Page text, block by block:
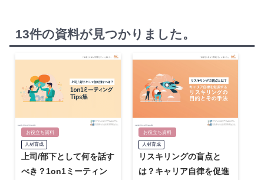
13件の資料が見つかりました。
お役立ち資料
人材育成
上司/部下として何を話す
べき？1on1ミーティン
お役立ち資料
人材育成
リスキリングの盲点と
は？キャリア自律を促進